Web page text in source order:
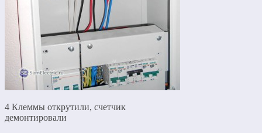
4 Клеммы открутили, счетчик
демонтировали